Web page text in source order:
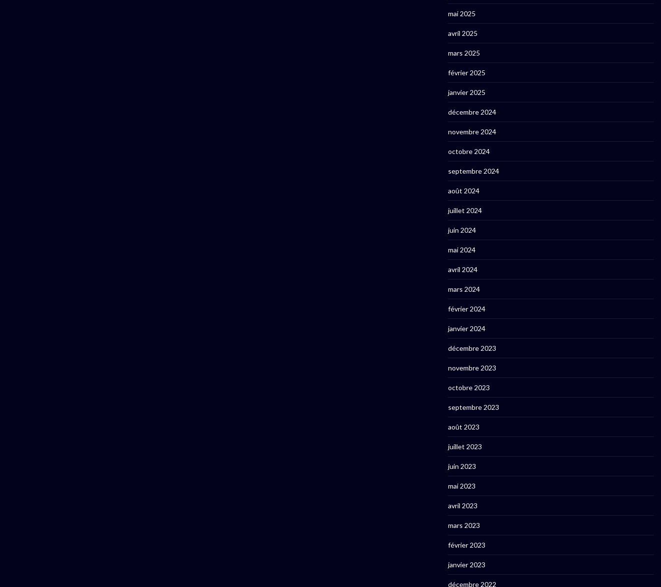
mai 2025
avril 2025
mars 2025
février 2025
janvier 2025
décembre 2024
novembre 2024
octobre 2024
septembre 2024
août 2024
juillet 2024
juin 2024
mai 2024
avril 2024
mars 2024
février 2024
janvier 2024
décembre 2023
novembre 2023
octobre 2023
septembre 2023
août 2023
juillet 2023
juin 2023
mai 2023
avril 2023
mars 2023
février 2023
janvier 2023
décembre 2022